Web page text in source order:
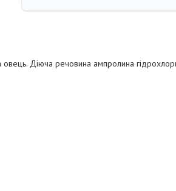
овець. Діюча речовина ампролина